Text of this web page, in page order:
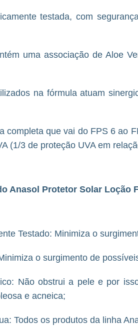
testada, com
uma associação de Aloe
na fórmula atuam
completa que vai do FPS 6 ao
(1/3 de proteção UVA em
Anasol Protetor Solar Loção
Testado: Minimiza o
o surgimento de
Não obstrui a pele e por
e acneica;
Todos os produtos da linha